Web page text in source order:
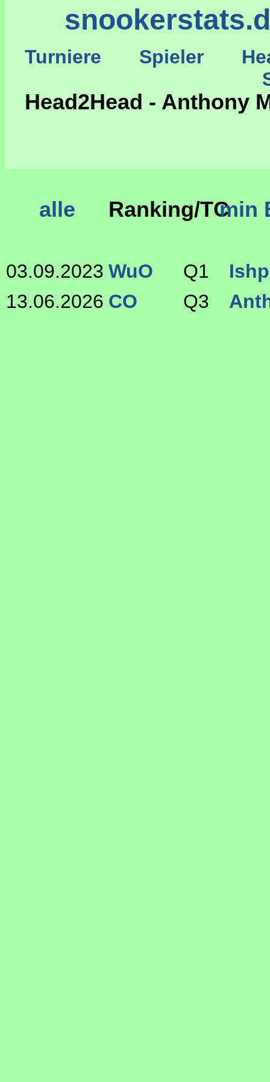
Turniere Spieler
Head2Head - Anthony
alle Ranking/TCmin
03.09.2023 WuO Q1
13.06.2026 CO Q3